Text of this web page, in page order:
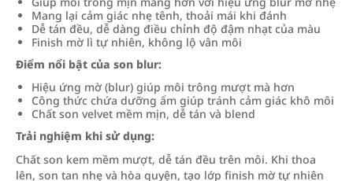
Mang lại cảm giác nhẹ tênh, thoải mái khi đánh
Dễ tán đều, dễ dàng điều chỉnh độ đậm nhạt của màu
Finish mờ lì tự nhiên, không lộ vân môi
Điểm nổi bật của son blur:
Hiệu ứng mờ (blur) giúp môi trông mượt mà hơn
Công thức chứa dưỡng ẩm giúp tránh cảm giác khô môi
Chất son velvet mềm mịn, dễ tán và blend
Trải nghiệm khi sử dụng:
Chất son kem mềm mượt, dễ tán đều trên môi. Khi thoa
lên, son tan nhẹ và hòa quyện, tạo lớp finish mờ tự nhiên